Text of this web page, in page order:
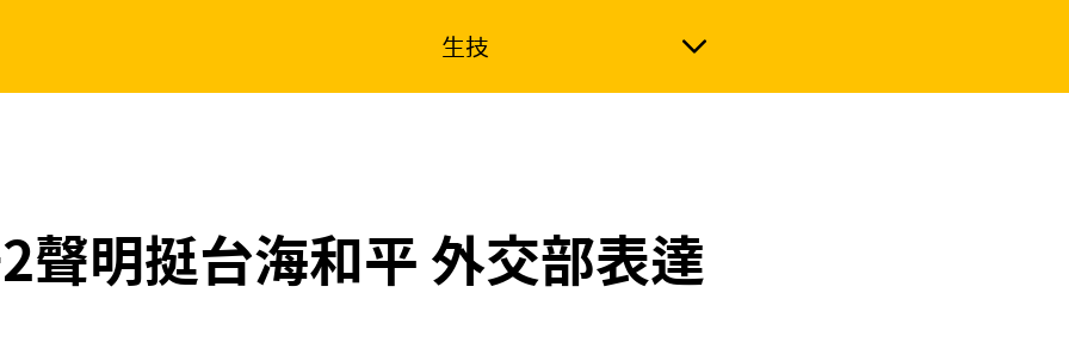
生技
聲明挺台海和平 外交部表達